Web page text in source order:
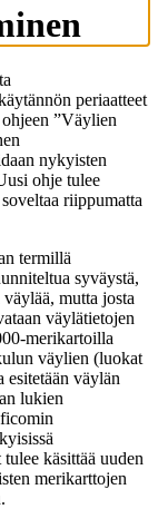
periaatteet
”Väylien
nykyisten
ohje tulee
riippumatta
termillä
syväystä,
mutta josta
väylätietojen
merikartoilla
väylien (luokat
esitetään väylän
lukien
käsittää uuden
merikarttojen